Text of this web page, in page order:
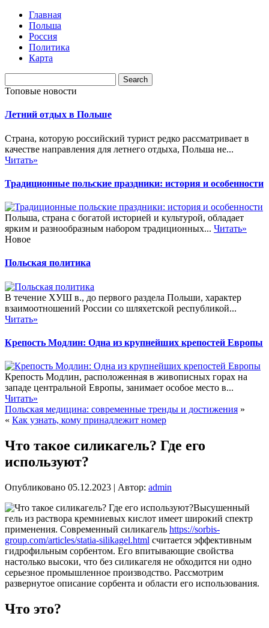
Главная
Польша
Россия
Политика
Карта
Топовые новости
Летний отдых в Польше
Страна, которую российский турист редко рассматривает в
качестве направления для летнего отдыха, Польша не...
Читать»
Традиционные польские праздники: история и особенности
Польша, страна с богатой историей и культурой, обладает
ярким и разнообразным набором традиционных... Читать»
Новое
Польская политика
В течение ХУШ в., до первого раздела Польши, характер
взаимоотношений России со шляхетской республикой...
Читать»
Крепость Модлин: Одна из крупнейших крепостей Европы
Крепость Модлин, расположенная в живописных горах на
западе центральной Европы, занимает особое место в...
Читать»
Польская медицина: современные тренды и достижения »
« Как узнать, кому принадлежит номер
Что такое силикагель? Где его
используют?
Опубликовано 05.12.2023 | Автор: admin
Высушенный
гель из раствора кремниевых кислот имеет широкий спектр
применения. Современный силикагель https://sorbis-
group.com/articles/statia-silikagel.html считается эффективным
гидрофильным сорбентом. Его впитывающие свойства
настолько высоки, что без силикагеля не обходится ни одно
серьезное промышленное производство. Рассмотрим
развернутое описание сорбента и области его использования.
Что это?